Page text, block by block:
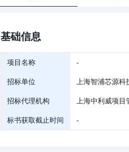
基础信息
项目名称 -
招标单位 上海智浦芯源
招标代理机构 上海中利威项
标书获取截止时间 -